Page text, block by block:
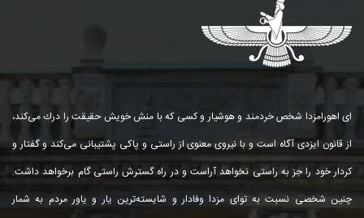
ای اهورامزدا شخص خردمند و هوشیار و كسی كه با منش خویش حقیقت را درك می‌كند،
از قانون ایزدی آگاه است و با نیروی معنوی از راستی و پاكی پشتیبانی می‌كند و گفتار و
كردار خود را جز به راستی نخواهد آراست و در راه گسترش راستی گام برخواهد داشت.
چنین شخصی نسبت به توای مزدا وفادار و شایسته‌ترین یار و یاور مردم به شمار